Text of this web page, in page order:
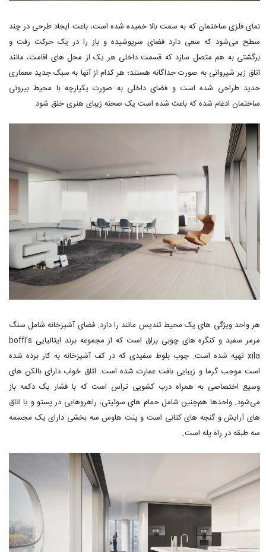
نمای فلزی ساختمان که به سمت بالا خمیده شده است، باعث ایجاد طرحی در چند
سطح می‌شود که سعی دارد فضای سرپوشیده و باز را در یک حرکت رفت و
برگشتی به هم متصل سازد که قسمت داخلی هر یک از محل های اقامت، مانند
اتاق زیر شیروانی به صورت جداگانه هستند؛ هر کدام از آنها به سبک جدید معماری
حدید طراحی شده است و فضای داخلی به صورت یکپارچه با محیط بیرونی
ساختمان ادغام شده که باعث شده است یک صحنه زیبای هنری خلق شود.
هر واحد ویژگی های یک محیط تندیس مانند را دارد. فضای آشپزخانه شامل سنگ
مرمر سفید و کنگره های چوبی براق است که از مجموعه برند ایتالیایی boffi’s
xila تهیه شده است. چوب بلوط سفیدی که در کف آشپزخانه به کار برده شده
است موجب گرما و زیبایی بافت عمارت شده است. اتاق خواب دارای بالکن های
وسیع اختصاصی به همراه درب کشویی تراس است که با فشار یک دکمه باز
می‌شود. واحدها هم‌چنین شامل حمام های سوئیتی، راهروهایی در پستو و یا اتاق
های آرایش و گنجه های کتانی است و پنت هاوس سه بخشی دارای یک مجسمه
سه طبقه در راه پله است.